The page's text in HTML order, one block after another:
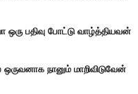
பதிவு போட்டு வாழ்த்தியவன்
நானும் மாறிவிடுவேன்